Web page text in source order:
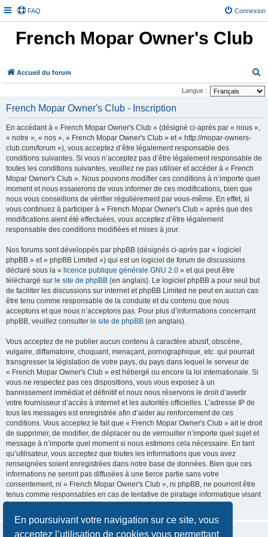
En poursuivant votre navigation sur ce site, vous
acceptez l’utilisation de cookies vous permettant
FAQ Connexion
French Mopar Owner's Club
Accueil du forum
e
Langue :
French Mopar Owner's Club - Inscription
En accédant à « French Mopar Owner's Club » (désigné ci-après par « nous »,
« notre », « nos », « French Mopar Owner's Club » et « http://mopar-owners-
club.com/forum »), vous acceptez d’être légalement responsable des
conditions suivantes. Si vous n’acceptez pas d’être légalement responsable de
toutes les conditions suivantes, veuillez ne pas utiliser et accéder à « French
Mopar Owner's Club ». Nous pouvons modifier ces conditions à n’importe quel
moment et nous essaierons de vous informer de ces modifications, bien que
nous vous conseillons de vérifier régulièrement par vous-même. En effet, si
vous continuez à participer à « French Mopar Owner's Club » après que des
modifications aient été effectuées, vous acceptez d’être légalement
responsable des conditions modifiées et mises à jour.
Nos forums sont développés par phpBB (désignés ci-après par « logiciel
phpBB » et « phpBB Limited ») qui est un logiciel de forum de discussions
déclaré sous la « licence publique générale GNU 2.0 » et qui peut être
téléchargé sur le site de phpBB (en anglais). Le logiciel phpBB a pour seul but
de faciliter les discussions sur internet et phpBB Limited ne peut en aucun cas
être tenu comme responsable de la conduite et du contenu que nous
acceptons et que nous n’acceptons pas. Pour plus d’informations concernant
phpBB, veuillez consulter le site de phpBB (en anglais).
Vous acceptez de ne publier aucun contenu à caractère abusif, obscène,
vulgaire, diffamatoire, choquant, menaçant, pornographique, etc. qui pourrait
transgresser la législation de votre pays, du pays dans lequel le serveur de
« French Mopar Owner's Club » est hébergé ou encore la loi internationale. Si
vous ne respectez pas ces dispositions, vous vous exposez à un
bannissement immédiat et définitif et nous nous réservons le droit d’avertir
votre fournisseur d’accès à internet et les autorités officielles. L’adresse IP de
tous les messages est enregistrée afin d’aider au renforcement de ces
conditions. Vous acceptez le fait que « French Mopar Owner's Club » ait le droit
de supprimer, de modifier, de déplacer ou de verrouiller n’importe quel sujet et
message à n’importe quel moment si nous estimons cela nécessaire. En tant
qu’utilisateur, vous acceptez que toutes les informations que vous avez
renseignées soient enregistrées dans notre base de données. Bien que ces
informations ne seront pas diffusées à une tierce partie sans votre
consentement, ni « French Mopar Owner's Club », ni phpBB, ne pourront être
tenus comme responsables en cas de tentative de piratage informatique visant